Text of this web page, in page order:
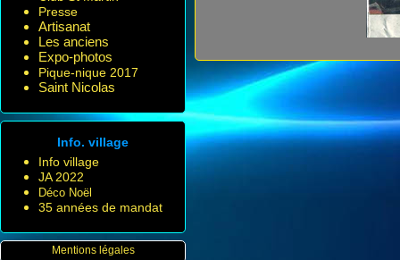
Presse
Artisanat
Les anciens
Expo-photos
Pique-nique 2017
Saint Nicolas
Info. village
Info village
JA 2022
Déco Noël
35 années de mandat
Mentions légales